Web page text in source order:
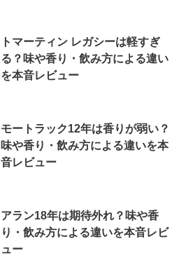
トマーティン レガシーは軽すぎ
る？味や香り・飲み方による違い
を本音レビュー
モートラック12年は香りが弱い？
味や香り・飲み方による違いを本
音レビュー
アラン18年は期待外れ？味や香
り・飲み方による違いを本音レビ
ュー